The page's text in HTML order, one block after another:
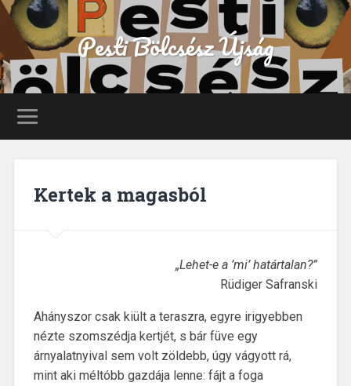
Pesti Bölcsész Újság
Kertek a magasból
„Lehet-e a ’mi’ határtalan?”
Rüdiger Safranski
Ahányszor csak kiült a teraszra, egyre irigyebben
nézte szomszédja kertjét, s bár füve egy
árnyalatnyival sem volt zöldebb, úgy vágyott rá,
mint aki méltóbb gazdája lenne: fájt a foga